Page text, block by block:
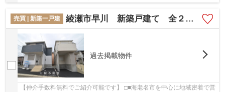
売買 | 新築一戸建
綾瀬市早川 新築戸建て 全２棟【仲介手数料無料】
過去掲載物件
【仲介手数料無料でご紹介可能です】 □■海老名市を中心に地域密着で営